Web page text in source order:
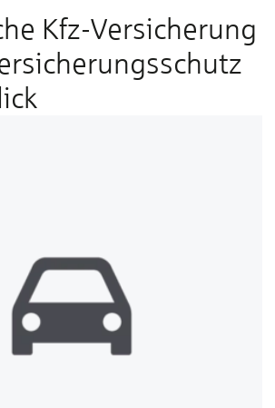
Kfz-Versicherung